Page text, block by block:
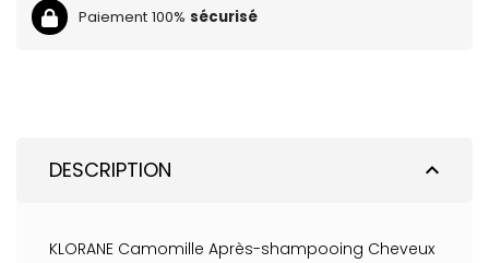
Paiement 100% sécurisé
expand_less
DESCRIPTION
KLORANE Camomille Après-shampooing Cheveux